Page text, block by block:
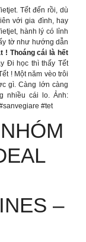
Tết đến rồi, dù
với gia đình, hay
hành lý có lỉnh
tờ như hướng dẫn
! Thoáng cái là hết
Đi học thì thấy Tết
! Một năm vèo trôi
gì. Càng lớn càng
nhiều cái lo. Ảnh:
#tet
–